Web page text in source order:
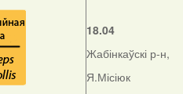
18.04
Жабінкаўскі р-н,
Я.Місіюк